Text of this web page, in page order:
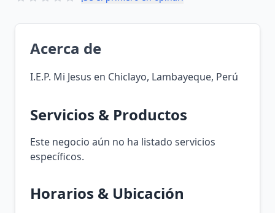
Acerca de
I.E.P. Mi Jesus en Chiclayo, Lambayeque, Perú
Servicios & Productos
Este negocio aún no ha listado servicios
específicos.
Horarios & Ubicación